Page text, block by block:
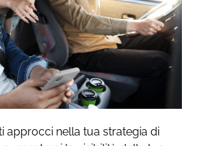
approcci nella tua strategia di